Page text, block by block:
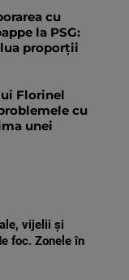
cu
la PSG:
proporții
Florinel
cu
unei
vijelii și
foc. Zonele în